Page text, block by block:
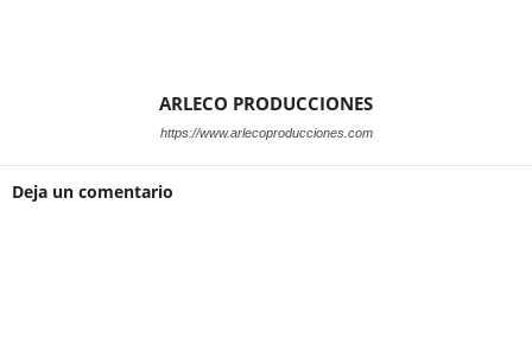
ARLECO PRODUCCIONES
https://www.arlecoproducciones.com
Deja un comentario